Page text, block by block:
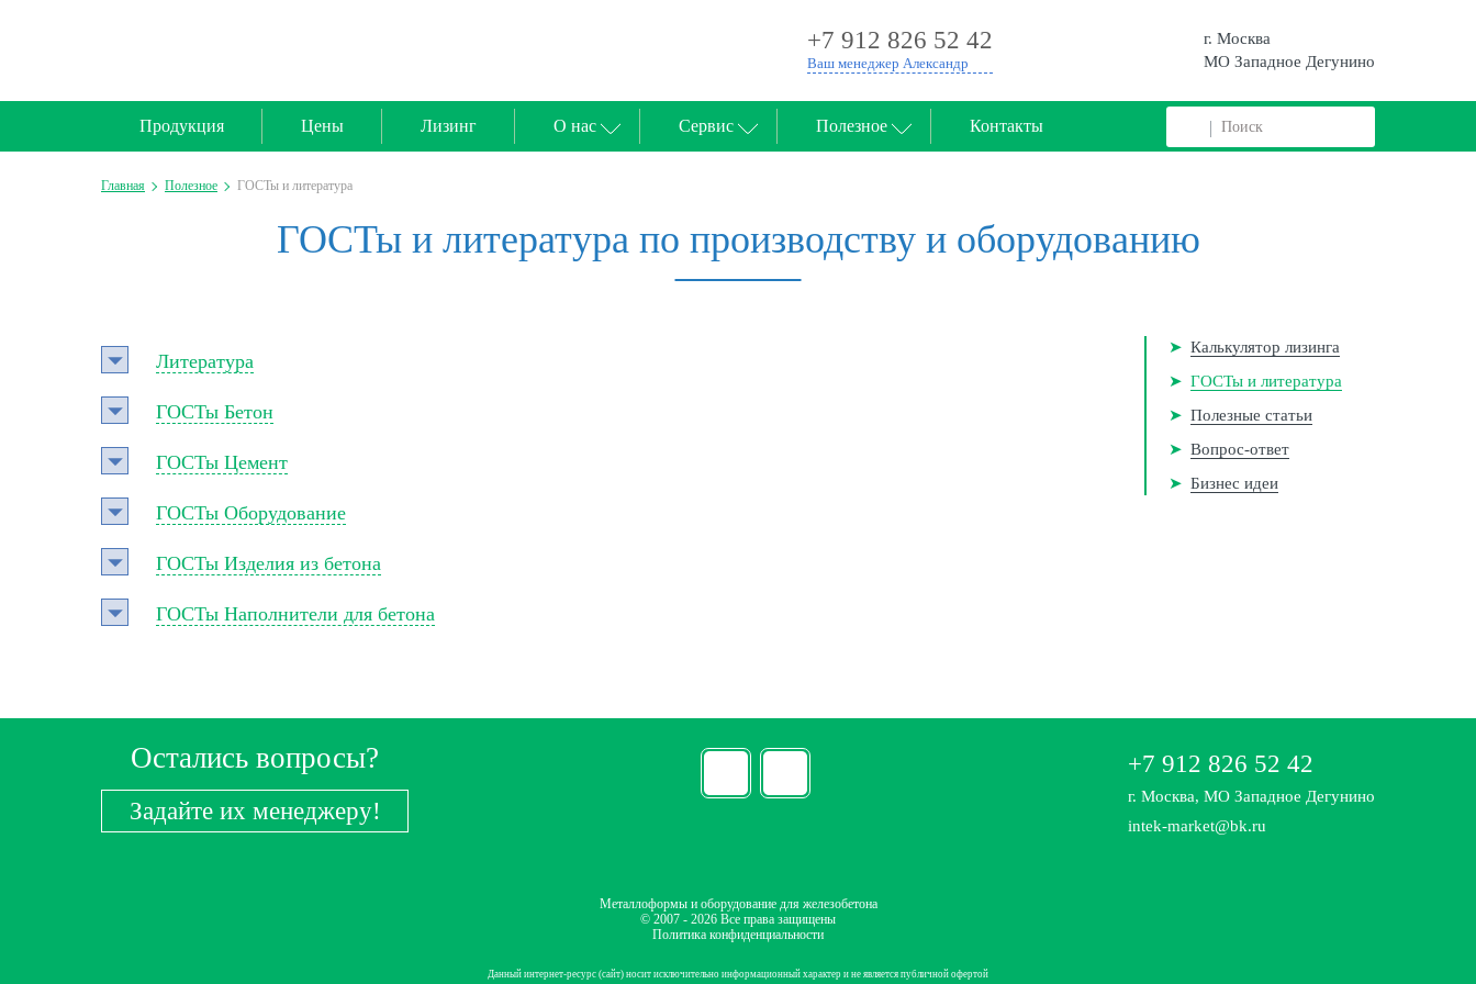
+7 912 826 52 42
Ваш менеджер Александр
г. Москва
МО Западное Дегунино
Продукция Цены Лизинг О нас Сервис Полезное Контакты
Главная Полезное ГОСТы и литература
ГОСТы и литература по производству и оборудованию
Литература
ГОСТы Бетон
ГОСТы Цемент
ГОСТы Оборудование
ГОСТы Изделия из бетона
ГОСТы Наполнители для бетона
Калькулятор лизинга
ГОСТы и литература
Полезные статьи
Вопрос-ответ
Бизнес идеи
Остались вопросы?
Задайте их менеджеру!
+7 912 826 52 42
г. Москва, МО Западное Дегунино
intek-market@bk.ru
Металлоформы и оборудование для железобетона
© 2007 - 2026 Все права защищены
Политика конфиденциальности
Данный интернет-ресурс (сайт) носит исключительно информационный характер и не является публичной офертой